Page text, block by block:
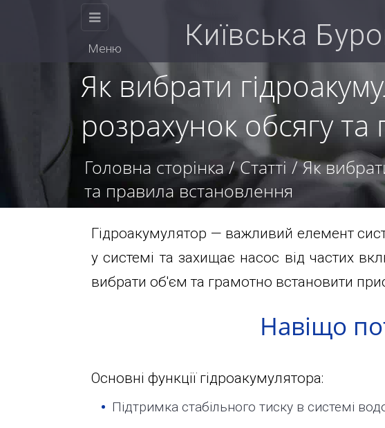
КИЇВСЬКА
БУРОВА
КОМПАНІЯ
Фізичним
особам
особам
працюємо
Меню Київська
Як вибрати
розрахунок обсягу
Головна сторінка/Статті /Як
та правила встановлення
Гідроакумулятор — важливий елемент
у системі та захищає насос від частих
вибрати об'єм та грамотно встановити
Навіщо
Основні функції гідроакумулятора:
Підтримка стабільного тиску в системі